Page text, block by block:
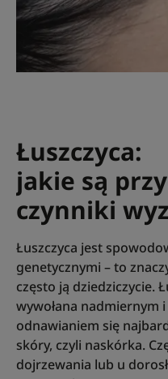
Łuszczyca:
jakie są
czynniki
Łuszczyca jest
genetycznymi – to
często ją dziedziczycie.
wywołana nadmiernym
odnawianiem się
skóry, czyli naskórka.
dojrzewania lub u